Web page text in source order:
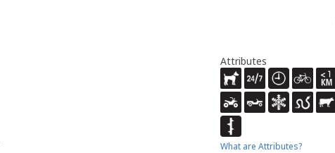
Attributes
What are Attributes?